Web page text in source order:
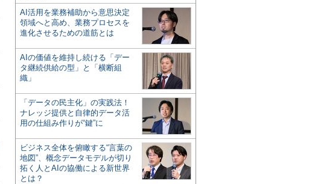
AI活用を業務補助から意思決定
領域へと高め、業務プロセスを
進化させるための道筋とは
AIの価値を維持し続ける「デー
タ継続供給の型」と「横断組
織」
「データの民主化」の実践法！
ナレッジ提供と自律的データ活
用の仕組み作りが“鍵”に
ビジネス全体を俯瞰する“言葉の
地図”、概念データモデルが切り
拓く人とAIの協働による新世界
とは？